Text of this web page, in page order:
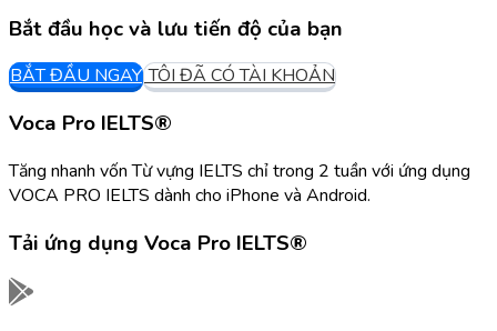
Bắt đầu học và lưu tiến độ của bạn
BẮT ĐẦU NGAY TÔI ĐÃ CÓ TÀI KHOẢN
Voca Pro IELTS®
Tăng nhanh vốn Từ vựng IELTS chỉ trong 2 tuần với ứng dụng
VOCA PRO IELTS dành cho iPhone và Android.
Tải ứng dụng Voca Pro IELTS®